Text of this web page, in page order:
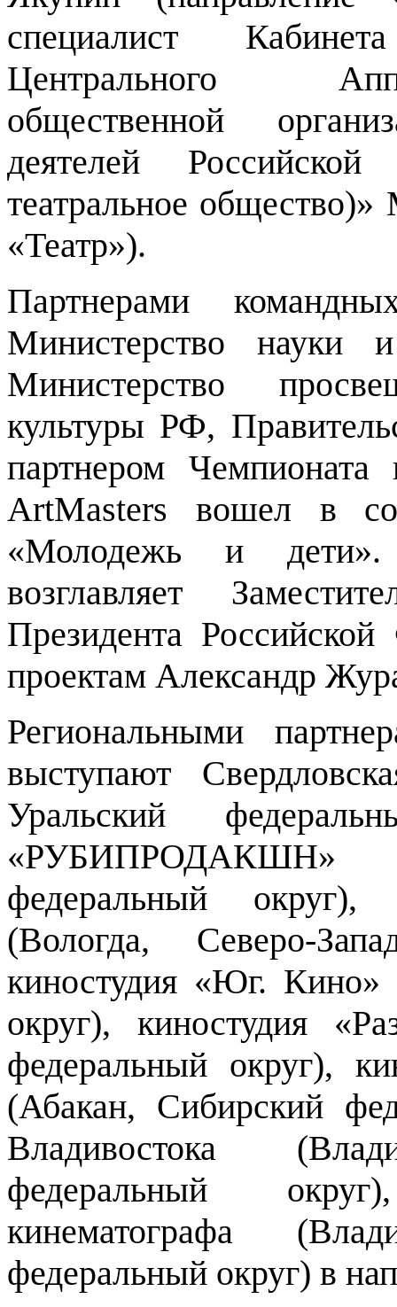
специалист
Центрального
общественной
деятелей
театральное
«Театр»).
Партнерами
Министерство науки
Министерство
культуры РФ,
партнером
ArtMasters вошел в
«Молодежь и дети».
возглавляет
Президента
проектам Александр
Региональными
выступают
Уральский
«РУБИПРОДАКШН»
федеральный
(Вологда, Северо-
киностудия «Юг.
округ), киностудия
федеральный округ),
(Абакан, Сибирский
Владивостока
федеральный
кинематографа
федеральный округ) в